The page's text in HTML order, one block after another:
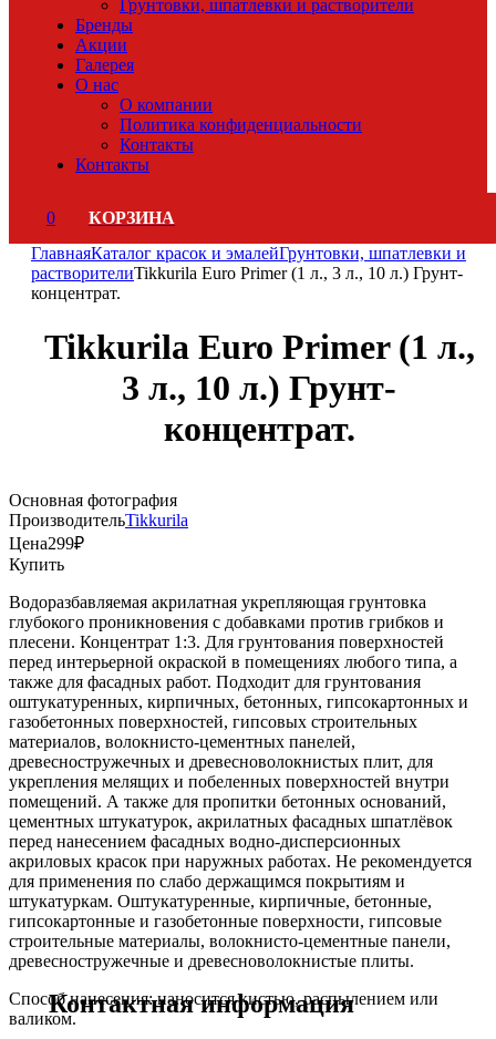
Грунтовки, шпатлевки и растворители
Бренды
Акции
Галерея
О нас
О компании
Политика конфиденциальности
Контакты
Контакты
0
ГлавнаяКаталог красок и эмалейГрунтовки, шпатлевки и
растворителиTikkurila Euro Primer (1 л., 3 л., 10 л.) Грунт-
концентрат.
Tikkurila Euro Primer (1 л.,
3 л., 10 л.) Грунт-
концентрат.
Основная фотография
ПроизводительTikkurila
Цена299₽
Купить
Водоразбавляемая акрилатная укрепляющая грунтовка
глубокого проникновения с добавками против грибков и
плесени. Концентрат 1:3. Для грунтования поверхностей
перед интерьерной окраской в помещениях любого типа, а
также для фасадных работ. Подходит для грунтования
оштукатуренных, кирпичных, бетонных, гипсокартонных и
газобетонных поверхностей, гипсовых строительных
материалов, волокнисто-цементных панелей,
древесностружечных и древесноволокнистых плит, для
укрепления мелящих и побеленных поверхностей внутри
помещений. А также для пропитки бетонных оснований,
цементных штукатурок, акрилатных фасадных шпатлёвок
перед нанесением фасадных водно-дисперсионных
акриловых красок при наружных работах. Не рекомендуется
для применения по слабо держащимся покрытиям и
штукатуркам. Оштукатуренные, кирпичные, бетонные,
гипсокартонные и газобетонные поверхности, гипсовые
строительные материалы, волокнисто-цементные панели,
древесностружечные и древесноволокнистые плиты.
Способ нанесения: наносится кистью, распылением или
валиком.
Контактная информация